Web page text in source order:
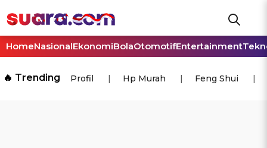
HomeNasionalEkonomiBolaOtomotifEntertainment
🔥 Trending Profil Hp Murah Feng Shui